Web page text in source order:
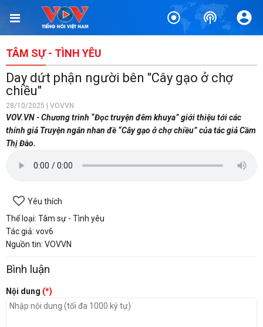
TÂM SỰ - TÌNH YÊU
Day dứt phận người bên "Cây gạo ở chợ
chiều"
28/10/2025 | VOVVN
VOV.VN - Chương trình “Đọc truyện đêm khuya” giới thiệu tới các
thính giả Truyện ngắn nhan đề “Cây gạo ở chợ chiều” của tác giả Cầm
Thị Đào.
Yêu thích
Thể loại: Tâm sự - Tình yêu
Tác giả: vov6
Nguồn tin: VOVVN
Bình luận
Nội dung (*)